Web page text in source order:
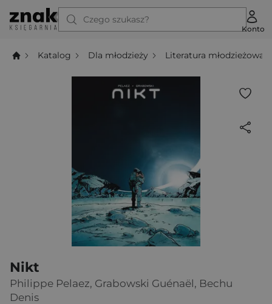
Czego szukasz?
Konto
Katalog Dla młodzieży Literatura młodzieżowa
Nikt
Philippe Pelaez, Grabowski Guénaël, Bechu
Denis